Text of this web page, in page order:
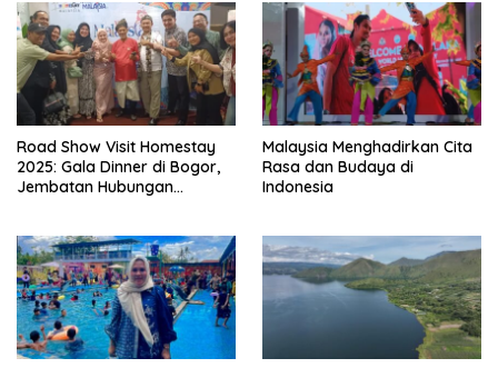
Road Show Visit Homestay
2025: Gala Dinner di Bogor,
Jembatan Hubungan
Malaysia Menghadirkan Cita
Rasa dan Budaya di
Indonesia